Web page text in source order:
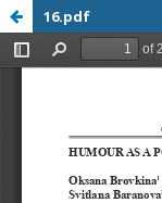
16.pdf